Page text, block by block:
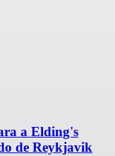
a Elding's
de Reykjavik